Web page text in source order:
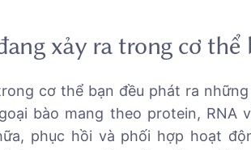
xảy ra trong cơ thể
cơ thể bạn đều phát ra
bào mang theo protein, RNA
phục hồi và phối hợp hoạt